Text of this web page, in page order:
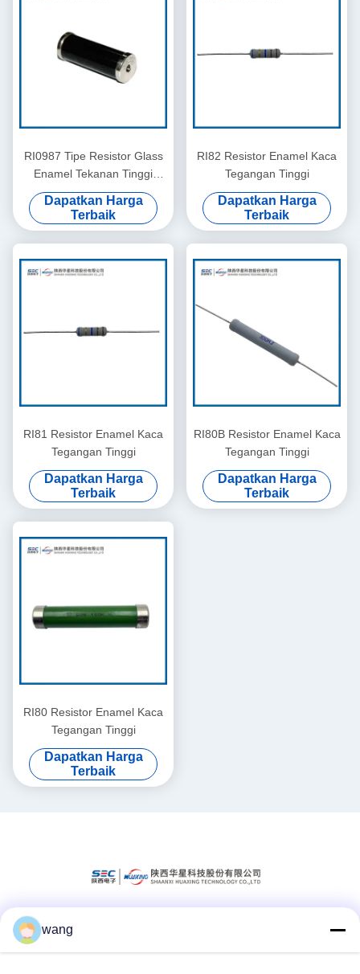
RI0987 Tipe Resistor Glass
Enamel Tekanan Tinggi
Tetap
Dapatkan Harga
Terbaik
RI82 Resistor Enamel Kaca
Tegangan Tinggi
Dapatkan Harga
Terbaik
RI81 Resistor Enamel Kaca
Tegangan Tinggi
Dapatkan Harga
Terbaik
RI80B Resistor Enamel Kaca
Tegangan Tinggi
Dapatkan Harga
Terbaik
RI80 Resistor Enamel Kaca
Tegangan Tinggi
Dapatkan Harga
Terbaik
wang